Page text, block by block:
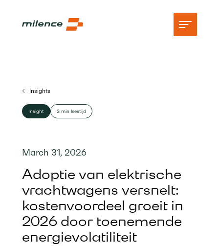
Netwerk
Begin met opladen
Insights
Insight 3 min leestijd
March 31, 2026
Adoptie van elektrische
vrachtwagens versnelt:
kostenvoordeel groeit in
2026 door toenemende
energievolatiliteit